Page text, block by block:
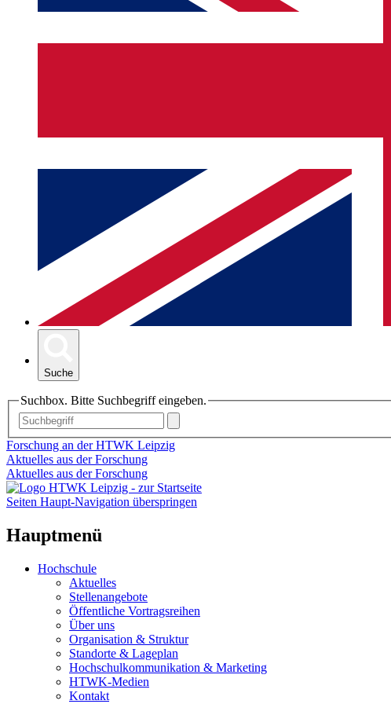
Suche
Suchbox. Bitte Suchbegriff eingeben.
Forschung an der HTWK Leipzig
Aktuelles aus der Forschung
Aktuelles aus der Forschung
Seiten Haupt-Navigation überspringen
Hauptmenü
Hochschule
Aktuelles
Stellenangebote
Öffentliche Vortragsreihen
Über uns
Organisation & Struktur
Standorte & Lageplan
Hochschulkommunikation & Marketing
HTWK-Medien
Kontakt